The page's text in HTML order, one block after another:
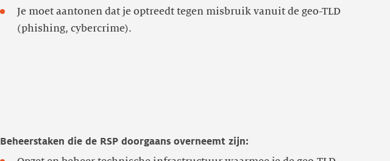
Je moet aantonen dat je optreedt tegen misbruik vanuit de geo-TLD
(phishing, cybercrime).
Beheerstaken die de RSP doorgaans overneemt zijn: